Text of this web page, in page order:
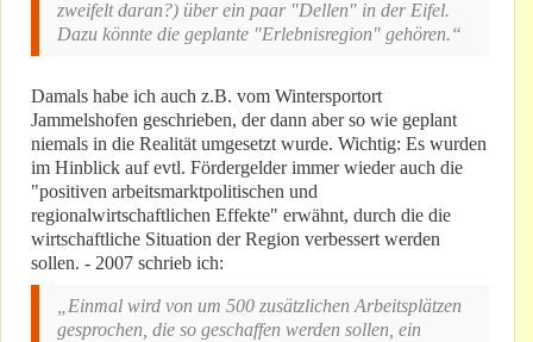
zweifelt daran?) über ein paar "Dellen" in der Eifel.
Dazu könnte die geplante "Erlebnisregion" gehören.“
Damals habe ich auch z.B. vom Wintersportort
Jammelshofen geschrieben, der dann aber so wie geplant
niemals in die Realität umgesetzt wurde. Wichtig: Es wurden
im Hinblick auf evtl. Fördergelder immer wieder auch die
"positiven arbeitsmarktpolitischen und
regionalwirtschaftlichen Effekte" erwähnt, durch die die
wirtschaftliche Situation der Region verbessert werden
sollen. - 2007 schrieb ich:
„Einmal wird von um 500 zusätzlichen Arbeitsplätzen
gesprochen, die so geschaffen werden sollen, ein